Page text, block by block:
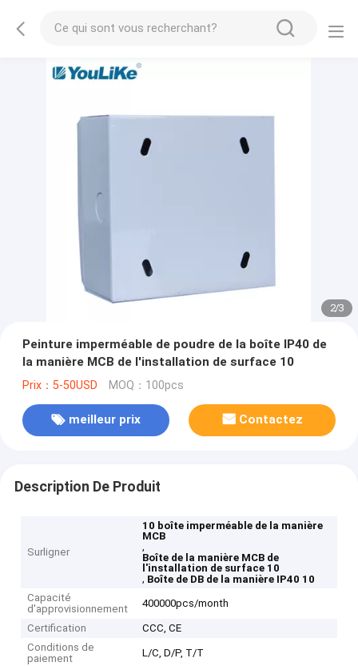
2/3
Peinture imperméable de poudre de la boîte IP40 de
la manière MCB de l'installation de surface 10
Prix：5-50USD MOQ：100pcs
meilleur prix Contactez
Description De Produit
Surligner
10 boîte imperméable de la manière
MCB
,
Boîte de la manière MCB de
l'installation de surface 10
, Boîte de DB de la manière IP40 10
Capacité
d'approvisionnement
400000pcs/month
Certification
CCC, CE
Conditions de
paiement
L/C, D/P, T/T